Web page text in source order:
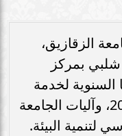
الزقازيق،
شلبي بمركز
السنوية لخدمة
المجتمع وتنمية البيئة للعام 2024، وآليات الجامعة
لتنمية البيئة.